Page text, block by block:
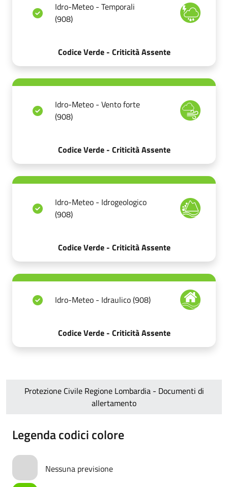
Idro-Meteo - Temporali
(908)
Codice Verde - Criticità Assente
Idro-Meteo - Vento forte
(908)
Codice Verde - Criticità Assente
Idro-Meteo - Idrogeologico
(908)
Codice Verde - Criticità Assente
Idro-Meteo - Idraulico (908)
Codice Verde - Criticità Assente
Protezione Civile Regione Lombardia - Documenti di
allertamento
Legenda codici colore
Nessuna previsione